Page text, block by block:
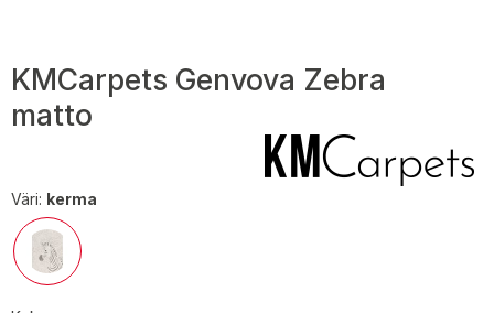
KMCarpets Genvova Zebra
matto
Väri: kerma